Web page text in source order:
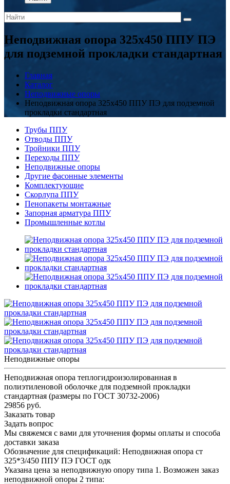
Неподвижная опора 325x450 ППУ ПЭ
для подземной прокладки стандартная
Главная
Каталог
Неподвижные опоры
Неподвижная опора 325x450 ППУ ПЭ для подземной
прокладки стандартная
Трубы ППУ
Отводы ППУ
Тройники ППУ
Переходы ППУ
Неподвижные опоры
Другие фасонные элементы
Комплектующие
Скорлупа ППУ
Пенопакеты монтажные
Запорная арматура ППУ
Промышленные котлы
Неподвижные опоры
Неподвижная опора теплогидроизолированная в
полиэтиленовой оболочке для подземной прокладки
стандартная (размеры по ГОСТ 30732-2006)
29856 руб.
Заказать товар
Задать вопрос
Мы свяжемся с вами для уточнения формы оплаты и способа
доставки заказа
Обозначение для спецификаций: Неподвижная опора ст
325*3/450 ППУ ПЭ ГОСТ одк
Указана цена за неподвижную опору типа 1. Возможен заказ
неподвижной опоры 2 типа: